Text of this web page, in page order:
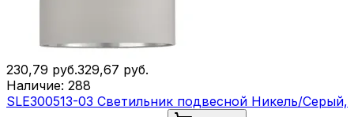
230,79 руб.329,67 руб.
Наличие: 288
SLE300513-03 Светильник подвесной Никель/Серый,